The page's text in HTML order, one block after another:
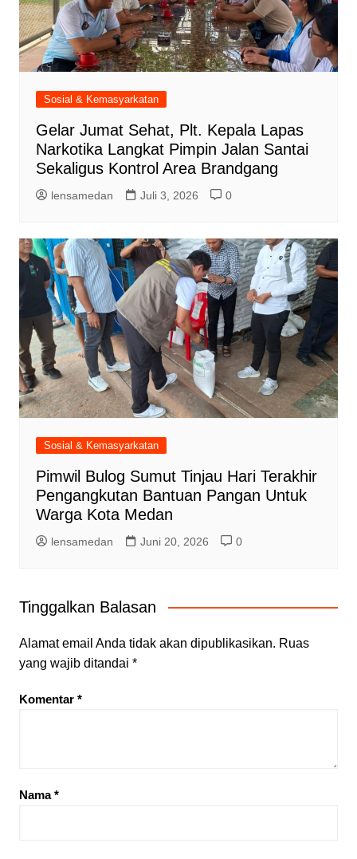
Sosial & Kemasyarkatan
Gelar Jumat Sehat, Plt. Kepala Lapas
Narkotika Langkat Pimpin Jalan Santai
Sekaligus Kontrol Area Brandgang
lensamedan Juli 3, 2026 0
Sosial & Kemasyarkatan
Pimwil Bulog Sumut Tinjau Hari Terakhir
Pengangkutan Bantuan Pangan Untuk
Warga Kota Medan
lensamedan Juni 20, 2026 0
Tinggalkan Balasan
Alamat email Anda tidak akan dipublikasikan. Ruas
yang wajib ditandai *
Komentar *
Nama*